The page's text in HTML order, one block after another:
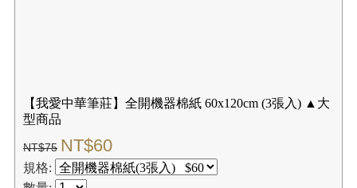
自由剪裁 創作不受限
NT$240
規格:
數量: